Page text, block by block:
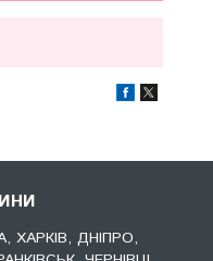
ХАРКІВ, ДНІПРО,